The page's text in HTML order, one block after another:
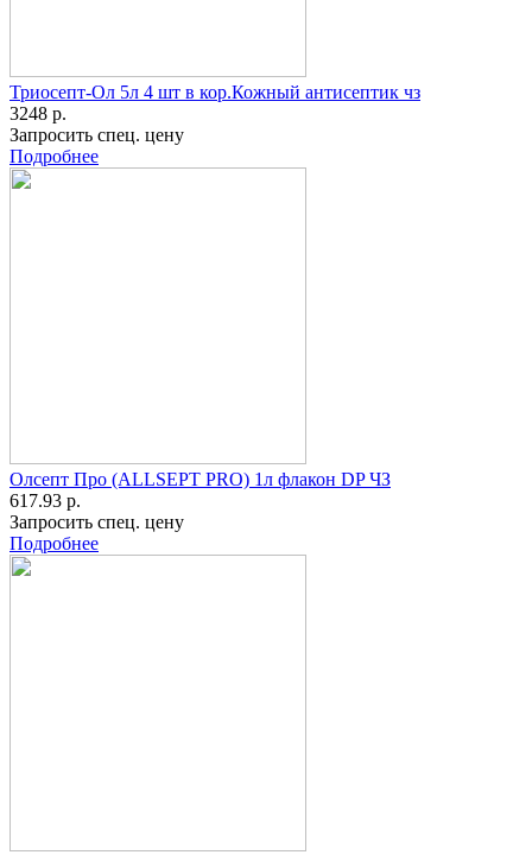
Триосепт-Ол 5л 4 шт в кор.Кожный антисептик чз
3248 р.
Запросить спец. цену
Подробнее
Олсепт Про (ALLSEPT PRO) 1л флакон DP ЧЗ
617.93 р.
Запросить спец. цену
Подробнее